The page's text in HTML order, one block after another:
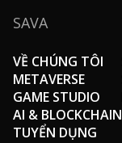
SAVA
VỀ CHÚNG TÔI
METAVERSE
GAME STUDIO
AI & BLOCKCHAIN
TUYỂN DỤNG